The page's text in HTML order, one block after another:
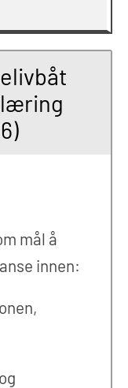
mål å
innen: